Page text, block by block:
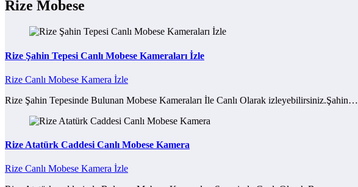
Rize Mobese
Rize Şahin Tepesi Canlı Mobese Kameraları İzle
Rize Canlı Mobese Kamera İzle
Rize Şahin Tepesinde Bulunan Mobese Kameraları İle Canlı Olarak izleyebilirsiniz.Şahin…
Rize Atatürk Caddesi Canlı Mobese Kamera
Rize Canlı Mobese Kamera İzle